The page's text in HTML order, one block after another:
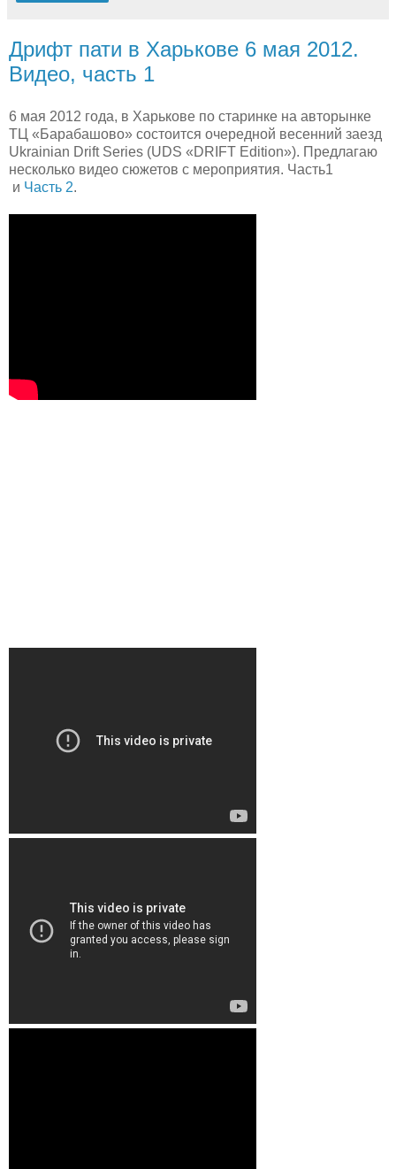
Дрифт пати в Харькове 6 мая 2012.
Видео, часть 1
6 мая 2012 года, в Харькове по старинке на авторынке
ТЦ «Барабашово» состоится очередной весенний заезд
Ukrainian Drift Series (UDS «DRIFT Edition»). Предлагаю
несколько видео сюжетов с мероприятия. Часть1
и Часть 2.